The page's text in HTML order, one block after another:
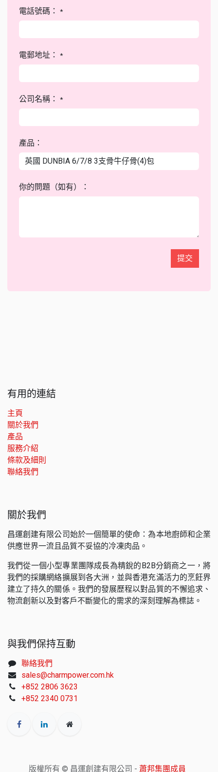
電話號碼： *
電郵地址： *
公司名稱： *
產品：
你的問題（如有）：
提交
有用的連結
主頁
關於我們
產品
服務介紹
條款及細則
聯絡我們
關於我們
昌運創建有限公司始於一個簡單的使命：為本地廚師和企業
供應世界一流且品質不妥協的冷凍肉品。
我們從一個小型專業團隊成長為精銳的B2B分銷商之一，將
我們的採購網絡擴展到各大洲，並與香港充滿活力的烹飪界
建立了持久的關係。我們的發展歷程以對品質的不懈追求、
物流創新以及對客戶不斷變化的需求的深刻理解為標誌。
與我們保持互動
聯絡我們
sales@charmpower.com.hk
+852 2806 3623
+852 2340 0731
版權所有 © 昌運創建有限公司 - 蕭邦集團成員